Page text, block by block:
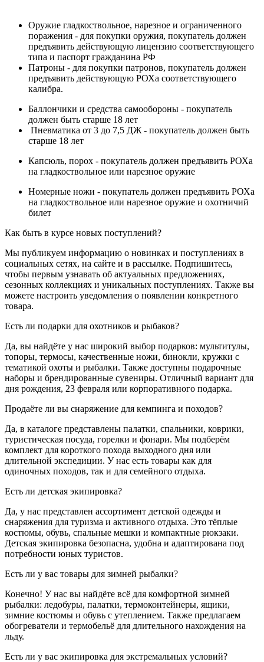
Оружие гладкоствольное, нарезное и ограниченного
поражения - для покупки оружия, покупатель должен
предъявить действующую лицензию соответствующего
типа и паспорт гражданина РФ
Патроны - для покупки патронов, покупатель должен
предъявить действующую РОХа соответствующего
калибра.
Баллончики и средства самообороны - покупатель
должен быть старше 18 лет
Пневматика от 3 до 7,5 ДЖ - покупатель должен быть
старше 18 лет
Капсюль, порох - покупатель должен предъявить РОХа
на гладкоствольное или нарезное оружие
Номерные ножи - покупатель должен предъявить РОХа
на гладкоствольное или нарезное оружие и охотничий
билет
Как быть в курсе новых поступлений?
Мы публикуем информацию о новинках и поступлениях в
социальных сетях, на сайте и в рассылке. Подпишитесь,
чтобы первым узнавать об актуальных предложениях,
сезонных коллекциях и уникальных поступлениях. Также вы
можете настроить уведомления о появлении конкретного
товара.
Есть ли подарки для охотников и рыбаков?
Да, вы найдёте у нас широкий выбор подарков: мультитулы,
топоры, термосы, качественные ножи, бинокли, кружки с
тематикой охоты и рыбалки. Также доступны подарочные
наборы и брендированные сувениры. Отличный вариант для
дня рождения, 23 февраля или корпоративного подарка.
Продаёте ли вы снаряжение для кемпинга и походов?
Да, в каталоге представлены палатки, спальники, коврики,
туристическая посуда, горелки и фонари. Мы подберём
комплект для короткого похода выходного дня или
длительной экспедиции. У нас есть товары как для
одиночных походов, так и для семейного отдыха.
Есть ли детская экипировка?
Да, у нас представлен ассортимент детской одежды и
снаряжения для туризма и активного отдыха. Это тёплые
костюмы, обувь, спальные мешки и компактные рюкзаки.
Детская экипировка безопасна, удобна и адаптирована под
потребности юных туристов.
Есть ли у вас товары для зимней рыбалки?
Конечно! У нас вы найдёте всё для комфортной зимней
рыбалки: ледобуры, палатки, термоконтейнеры, ящики,
зимние костюмы и обувь с утеплением. Также предлагаем
обогреватели и термобельё для длительного нахождения на
льду.
Есть ли у вас экипировка для экстремальных условий?